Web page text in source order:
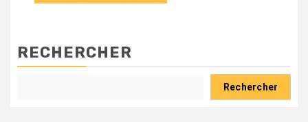
RECHERCHER
Rechercher